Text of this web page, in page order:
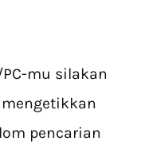
mu silakan
pencarian